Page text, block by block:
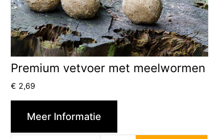
Premium vetvoer met meelwormen
€ 2,69
Meer Informatie